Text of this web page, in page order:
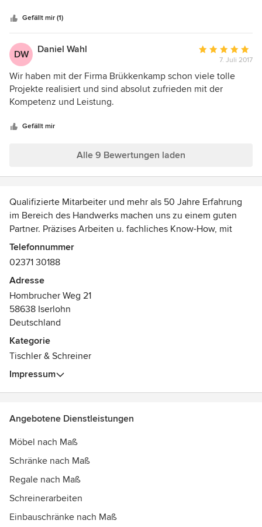
Gefällt mir (1)
DW Daniel Wahl
Bewertung:
5
von
7. Juli 2017
Wir haben mit der Firma Brükkenkamp schon viele tolle
Projekte realisiert und sind absolut zufrieden mit der
Kompetenz und Leistung.
Gefällt mir
Alle 9 Bewertungen laden
Qualifizierte Mitarbeiter und mehr als 50 Jahre Erfahrung
im Bereich des Handwerks machen uns zu einem guten
Partner. Präzises Arbeiten u. fachliches Know-How, mit
modernster Technik, bietet höchste Qualität und zeichnet
uns aus.
Telefonnummer
02371 30188
Adresse
Hombrucher Weg 21
58638 Iserlohn
Deutschland
Kategorie
Tischler & Schreiner
Impressum
Angebotene Dienstleistungen
Möbel nach Maß
Schränke nach Maß
Regale nach Maß
Schreinerarbeiten
Einbauschränke nach Maß